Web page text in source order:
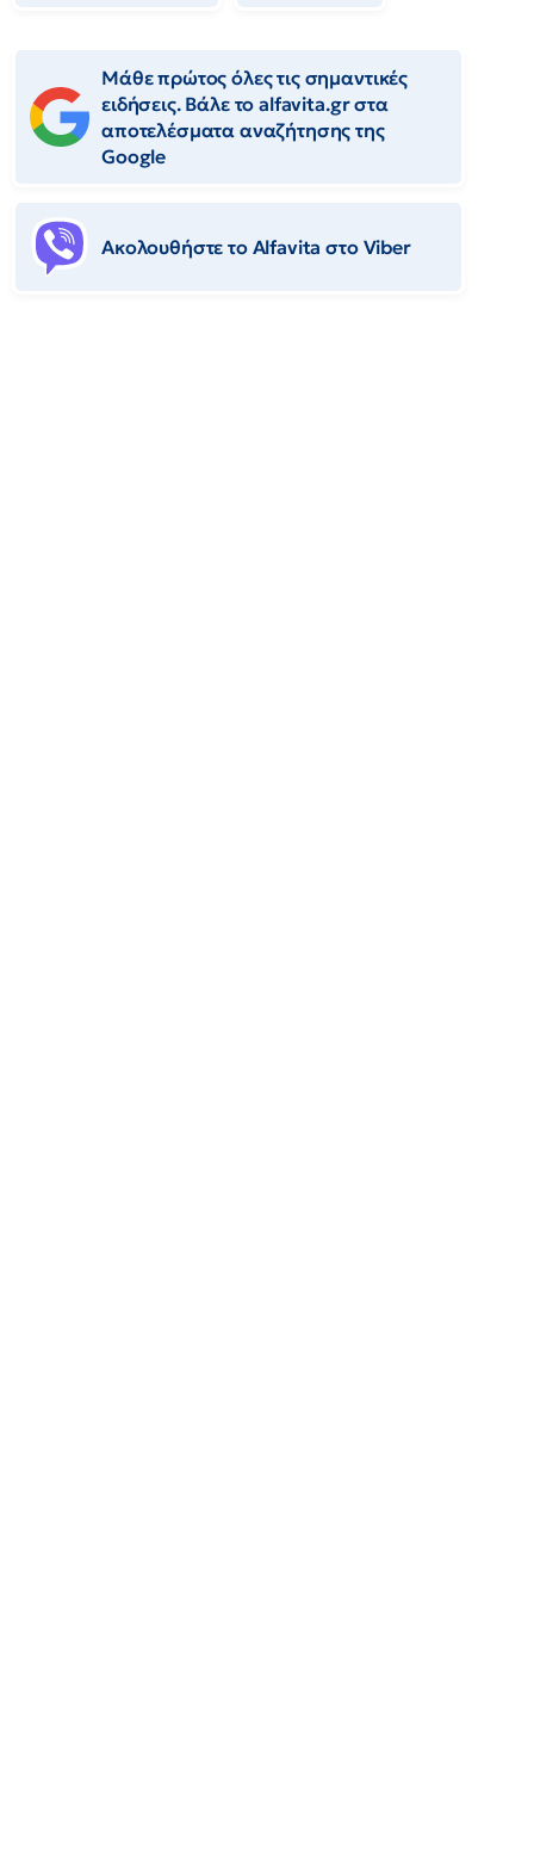
Μάθε πρώτος όλες τις σημαντικές
ειδήσεις. Βάλε το alfavita.gr στα
αποτελέσματα αναζήτησης της
Google
Ακολουθήστε το Αlfavita στο Viber